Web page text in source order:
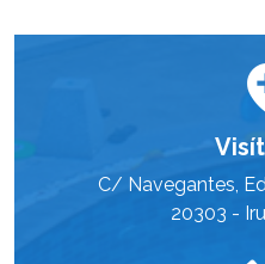
C/ Navegantes,
20303 -